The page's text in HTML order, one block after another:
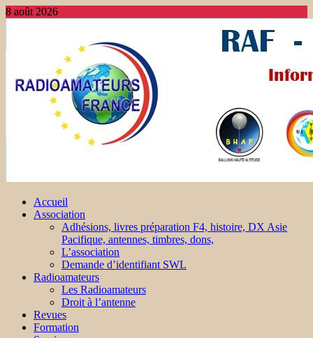
8 août 2026
Accueil
Association
Adhésions, livres préparation F4, histoire, DX Asie
Pacifique, antennes, timbres, dons,
L’association
Demande d’identifiant SWL
Radioamateurs
Les Radioamateurs
Droit à l’antenne
Revues
Formation